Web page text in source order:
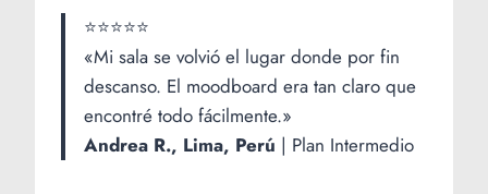
⭐⭐⭐⭐⭐
«Mi sala se volvió el lugar donde por fin
descanso. El moodboard era tan claro que
encontré todo fácilmente.»
Andrea R., Lima, Perú | Plan Intermedio